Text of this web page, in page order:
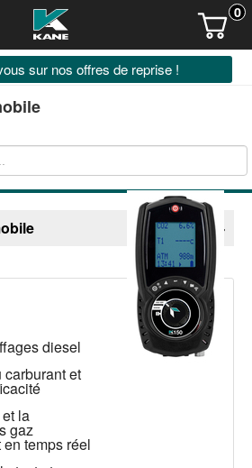
sur nos offres de reprise !
0
diesel
et
la
gaz
temps réel